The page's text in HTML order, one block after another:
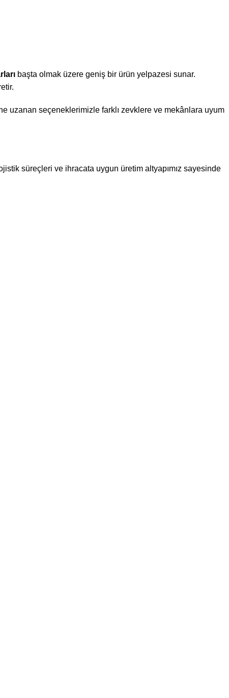
başta olmak üzere geniş bir ürün yelpazesi sunar.
uzanan seçeneklerimizle farklı zevklere ve mekânlara uyum
süreçleri ve ihracata uygun üretim altyapımız sayesinde